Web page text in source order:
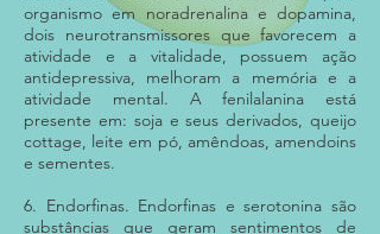
organismo em noradrenalina e dopamina,
dois neurotransmissores que favorecem a
atividade e a vitalidade, possuem ação
antidepressiva, melhoram a memória e a
atividade mental. A fenilalanina está
presente em: soja e seus derivados, queijo
cottage, leite em pó, amêndoas, amendoins
e sementes.
6. Endorfinas. Endorfinas e serotonina são
substâncias que geram sentimentos de